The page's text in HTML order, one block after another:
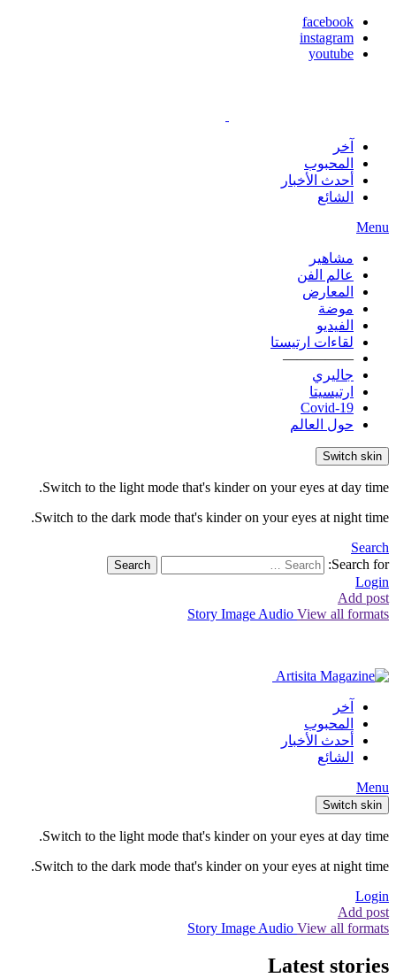
facebook
instagram
youtube
آخر
المحبوب
أحدث الأخبار
الشائع
Menu
مشاهير
عالم الفن
المعارض
موضة
الفيديو
لقاءات ارتيستا
—————
جاليري
ارتيسيتا
Covid-19
حول العالم
Switch skin
Switch to the light mode that's kinder on your eyes at day time.
Switch to the dark mode that's kinder on your eyes at night time.
Search
Search for:
Search
Login
Add post
Story Image Audio View all formats
آخر
المحبوب
أحدث الأخبار
الشائع
Menu
Switch skin
Switch to the light mode that's kinder on your eyes at day time.
Switch to the dark mode that's kinder on your eyes at night time.
Login
Add post
Story Image Audio View all formats
Latest stories